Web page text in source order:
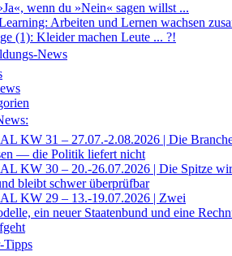
wenn du »Nein« sagen willst ...
Arbeiten und Lernen wachsen
(1): Kleider machen Leute ... ?!
News
KW 31 – 27.07.-2.08.2026 | Die
— die Politik liefert nicht
KW 30 – 20.-26.07.2026 | Die Spitze
bleibt schwer überprüfbar
KW 29 – 13.-19.07.2026 | Zwei
ein neuer Staatenbund und eine
Tipps